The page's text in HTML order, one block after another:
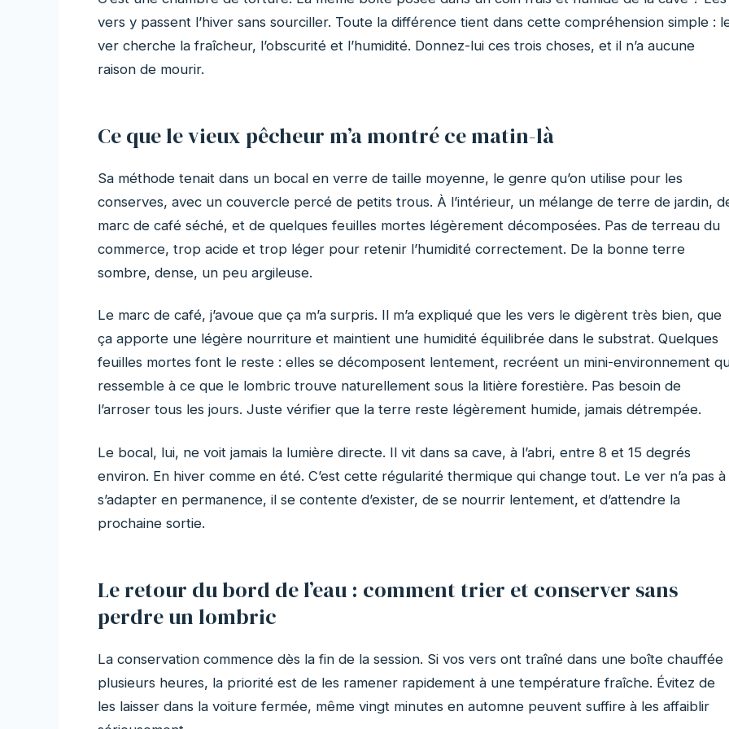
vers y passent l’hiver sans sourciller. Toute la différence tient dans cette compréhension simple :
ver cherche la fraîcheur, l’obscurité et l’humidité. Donnez-lui ces trois choses, et il n’a aucune
raison de mourir.
Ce que le vieux pêcheur m’a montré ce matin-là
Sa méthode tenait dans un bocal en verre de taille moyenne, le genre qu’on utilise pour les
conserves, avec un couvercle percé de petits trous. À l’intérieur, un mélange de terre de jardin,
marc de café séché, et de quelques feuilles mortes légèrement décomposées. Pas de terreau du
commerce, trop acide et trop léger pour retenir l’humidité correctement. De la bonne terre
sombre, dense, un peu argileuse.
Le marc de café, j’avoue que ça m’a surpris. Il m’a expliqué que les vers le digèrent très bien, que
ça apporte une légère nourriture et maintient une humidité équilibrée dans le substrat. Quelques
feuilles mortes font le reste : elles se décomposent lentement, recréent un mini-environnement
ressemble à ce que le lombric trouve naturellement sous la litière forestière. Pas besoin de
l’arroser tous les jours. Juste vérifier que la terre reste légèrement humide, jamais détrempée.
Le bocal, lui, ne voit jamais la lumière directe. Il vit dans sa cave, à l’abri, entre 8 et 15 degrés
environ. En hiver comme en été. C’est cette régularité thermique qui change tout. Le ver n’a pas à
s’adapter en permanence, il se contente d’exister, de se nourrir lentement, et d’attendre la
prochaine sortie.
Le retour du bord de l’eau : comment trier et conserver sans
perdre un lombric
La conservation commence dès la fin de la session. Si vos vers ont traîné dans une boîte chauffée
plusieurs heures, la priorité est de les ramener rapidement à une température fraîche. Évitez de
les laisser dans la voiture fermée, même vingt minutes en automne peuvent suffire à les affaiblir